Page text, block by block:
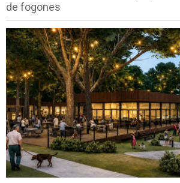
de fogones